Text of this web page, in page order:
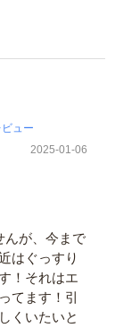
2025-01-06
んが、今まで
はぐっすり
！それはエ
てます！引
くいたいと